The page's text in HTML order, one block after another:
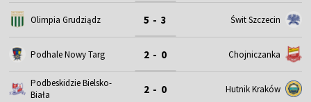
Olimpia Grudziądz 5 - 3 Świt Szczecin
Podhale Nowy Targ 2 - 0 Chojniczanka
Podbeskidzie Bielsko-
Biała
2 - 0 Hutnik Kraków